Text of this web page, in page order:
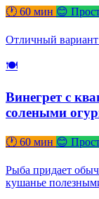
🕐 60 мин 😊
Отличный вариант
🍽
Винегрет с
солеными
🕐 60 мин 😊
Рыба придает
кушанье